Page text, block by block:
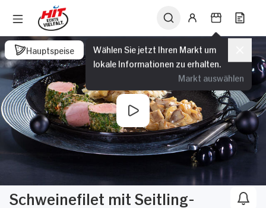
Wählen Sie jetzt Ihren Markt um
lokale Informationen zu erhalten.
Markt auswählen
Hauptspeise
Schweinefilet mit Seitling-